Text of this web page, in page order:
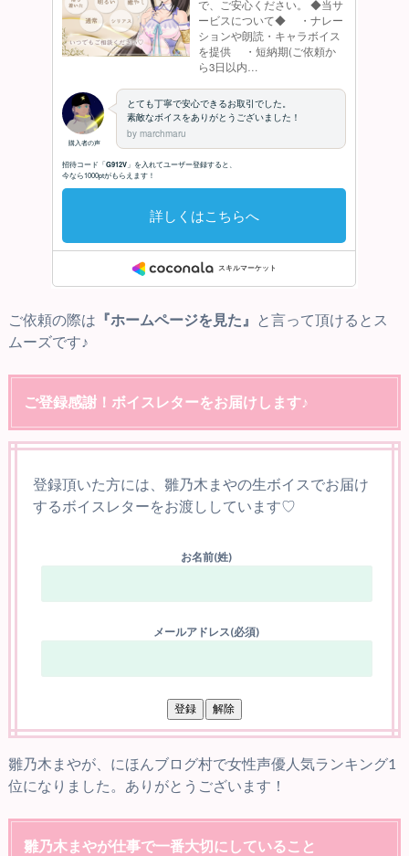
ご依頼の際は 『ホームページを見た』
と言って頂けるとス
ムーズです♪
ご登録感謝！ボイスレターをお届けします♪
登録頂いた方には、雛乃木まやの生ボイスでお届け
するボイスレターをお渡ししています♡
お名前(姓)
メールアドレス(必須)
雛乃木まやが、にほんブログ村で女性声優人気ランキング1
位になりました。ありがとうございます！
雛乃木まやが仕事で一番大切にしていること